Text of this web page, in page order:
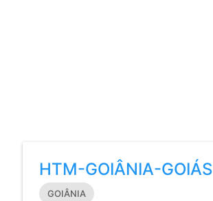
HTM-GOIÂNIA-GOIÁS
GOIÂNIA